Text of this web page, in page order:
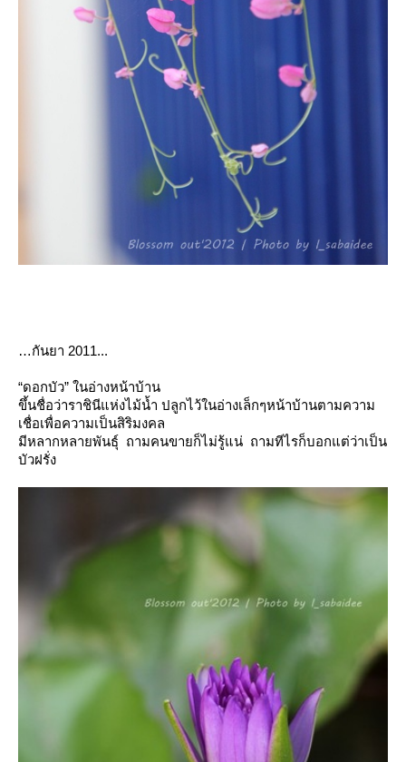
กันยา 2011...
“ดอกบัว” ในอ่างหน้าบ้าน
ขึ้นชื่อว่าราชินีแห่งไม้น้ำ ปลูกไว้ในอ่างเล็กๆหน้าบ้านตามความ
เชื่อเพื่อความเป็นสิริมงคล
มีหลากหลายพันธุ์ ถามคนขายก็ไม่รู้แน่ ถามทีไรก็บอกแต่ว่าเป็น
บัวฝรั่ง